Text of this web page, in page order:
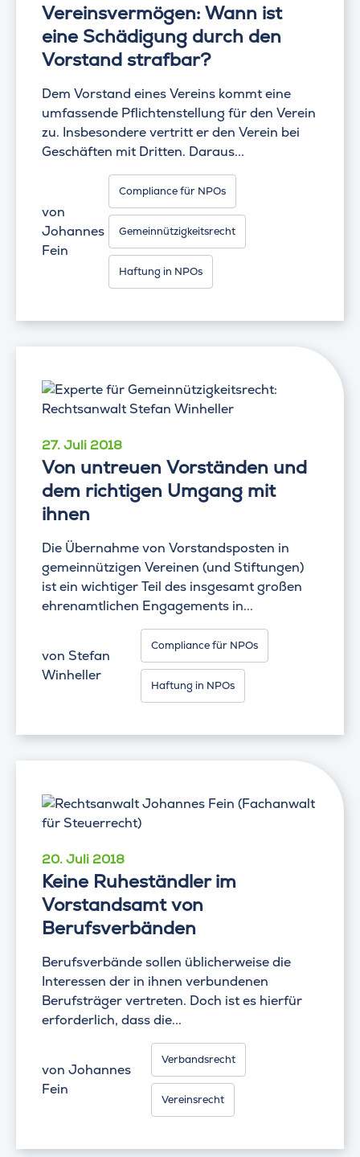
Vereinsvermögen: Wann ist
eine Schädigung durch den
Vorstand strafbar?
Dem Vorstand eines Vereins kommt eine
umfassende Pflichtenstellung für den Verein
zu. Insbesondere vertritt er den Verein bei
Geschäften mit Dritten. Daraus...
von
Johannes
Fein
Compliance für NPOs
Gemeinnützigkeitsrecht
Haftung in NPOs
27. Juli 2018
Von untreuen Vorständen und
dem richtigen Umgang mit
ihnen
Die Übernahme von Vorstandsposten in
gemeinnützigen Vereinen (und Stiftungen)
ist ein wichtiger Teil des insgesamt großen
ehrenamtlichen Engagements in...
von Stefan
Winheller
Compliance für NPOs
Haftung in NPOs
20. Juli 2018
Keine Ruheständler im
Vorstandsamt von
Berufsverbänden
Berufsverbände sollen üblicherweise die
Interessen der in ihnen verbundenen
Berufsträger vertreten. Doch ist es hierfür
erforderlich, dass die...
von Johannes
Fein
Verbandsrecht
Vereinsrecht